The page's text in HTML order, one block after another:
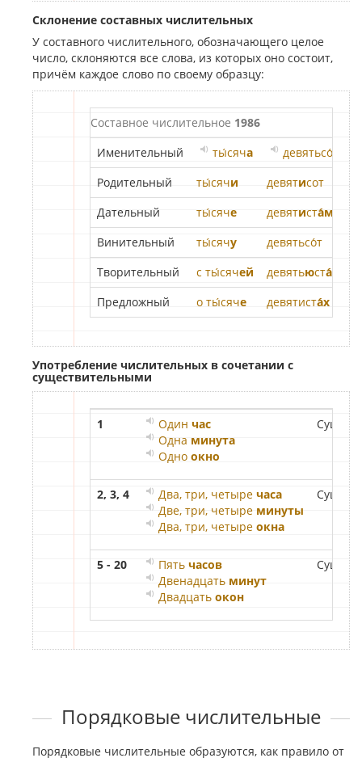
Склонение составных числительных
У составного числительного, обозначающего целое
число, склоняются все слова, из которых оно состоит,
причём каждое слово по своему образцу:
Составное числительное 1986
Именительный
ты́сяча
девятьсо́т
Родительный
ты́сячи девятисот
Дательный
ты́сяче девятиста́м
Винительный
ты́сячу
девятьсо́т
Творительный
с ты́сячей девятьюста́ми
Предложный
о ты́сяче девятиста́х
Употребление числительных в сочетании с
существительными
1 Один час
Одна минута
Одно окно
2, 3, 4 Два, три, четыре часа
Две, три, четыре минуты
Два, три, четыре окна
5 - 20 Пять часов
Двенадцать минут
Двадцать окон
Порядковые числительные
Порядковые числительные образуются, как правило от